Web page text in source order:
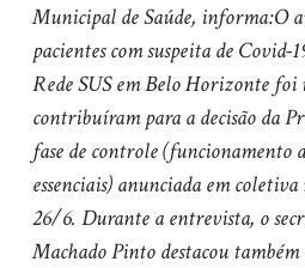
Municipal de Saúde, informa:O
pacientes com suspeita de Covid-
Rede SUS em Belo Horizonte foi
contribuíram para a decisão da
fase de controle (funcionamento
essenciais) anunciada em
26/6. Durante a entrevista, o
Machado Pinto destacou